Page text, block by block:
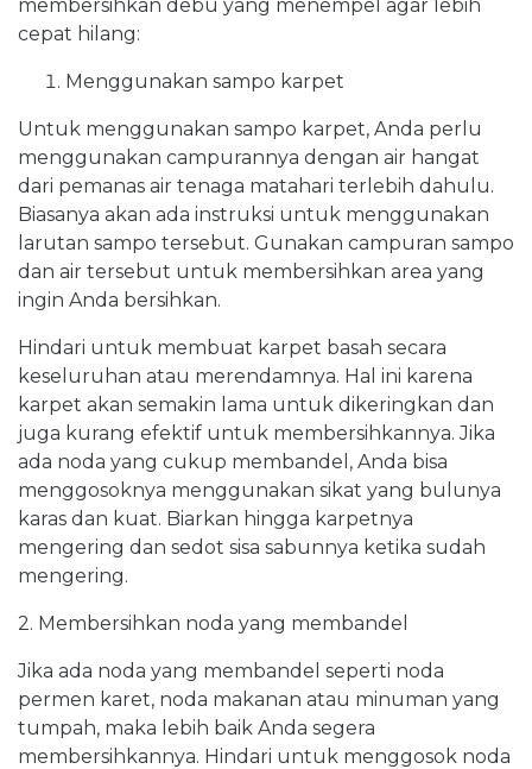
membersihkan debu yang menempel agar lebih
cepat hilang:
Menggunakan sampo karpet
Untuk menggunakan sampo karpet, Anda perlu
menggunakan campurannya dengan air hangat
dari pemanas air tenaga matahari terlebih dahulu.
Biasanya akan ada instruksi untuk menggunakan
larutan sampo tersebut. Gunakan campuran sampo
dan air tersebut untuk membersihkan area yang
ingin Anda bersihkan.
Hindari untuk membuat karpet basah secara
keseluruhan atau merendamnya. Hal ini karena
karpet akan semakin lama untuk dikeringkan dan
juga kurang efektif untuk membersihkannya. Jika
ada noda yang cukup membandel, Anda bisa
menggosoknya menggunakan sikat yang bulunya
karas dan kuat. Biarkan hingga karpetnya
mengering dan sedot sisa sabunnya ketika sudah
mengering.
2. Membersihkan noda yang membandel
Jika ada noda yang membandel seperti noda
permen karet, noda makanan atau minuman yang
tumpah, maka lebih baik Anda segera
membersihkannya. Hindari untuk menggosok noda